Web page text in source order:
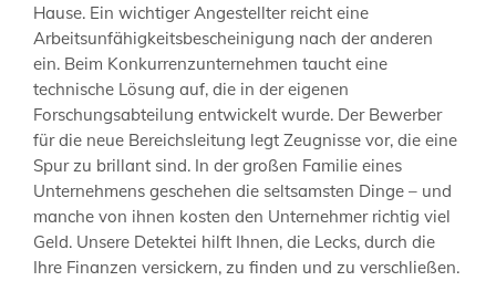
Hause. Ein wichtiger Angestellter reicht eine
Arbeitsunfähigkeitsbescheinigung nach der anderen
ein. Beim Konkurrenzunternehmen taucht eine
technische Lösung auf, die in der eigenen
Forschungsabteilung entwickelt wurde. Der Bewerber
für die neue Bereichsleitung legt Zeugnisse vor, die eine
Spur zu brillant sind. In der großen Familie eines
Unternehmens geschehen die seltsamsten Dinge – und
manche von ihnen kosten den Unternehmer richtig viel
Geld. Unsere Detektei hilft Ihnen, die Lecks, durch die
Ihre Finanzen versickern, zu finden und zu verschließen.